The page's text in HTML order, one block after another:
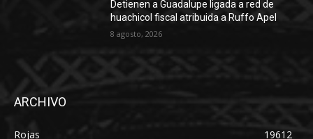
Detienen a Guadalupe ligada a red de
huachicol fiscal atribuida a Ruffo Apel
8 agosto, 2026
ARCHIVO
Rojas
19612